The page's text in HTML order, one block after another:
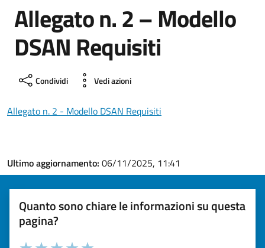
Allegato n. 2 – Modello
DSAN Requisiti
Condividi Vedi azioni
Allegato n. 2 - Modello DSAN Requisiti
Ultimo aggiornamento: 06/11/2025, 11:41
Quanto sono chiare le informazioni su questa
pagina?
Valuta la chiarezza delle informazioni (da 1 a 5 stelle)